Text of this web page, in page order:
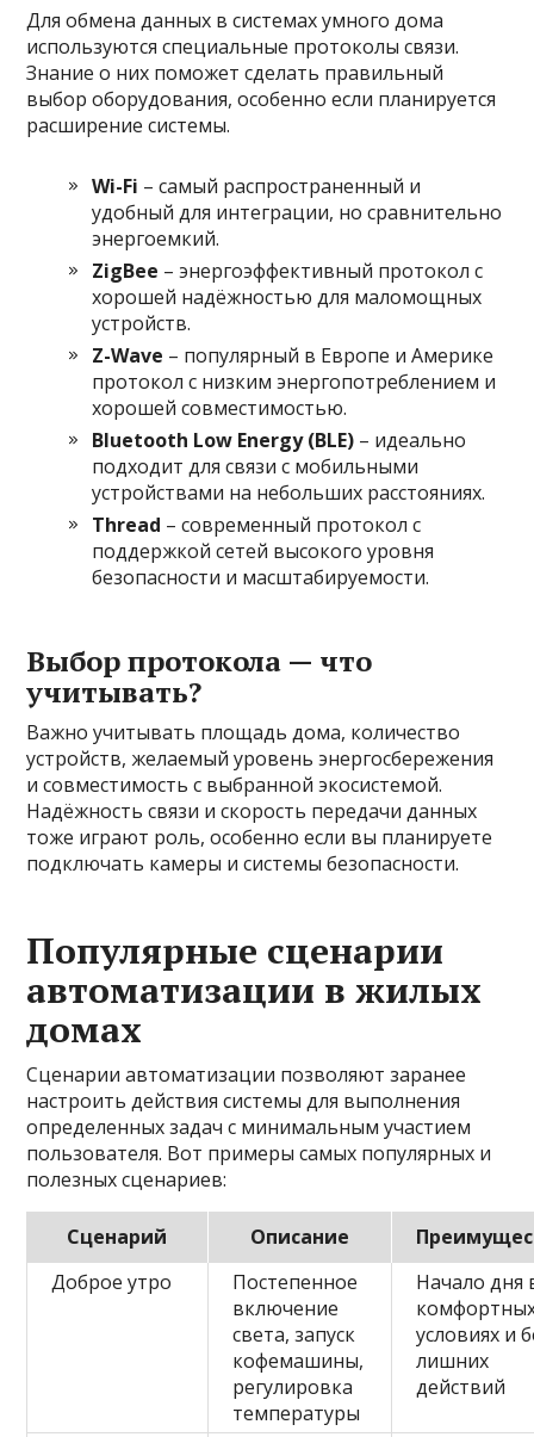
Для обмена данных в системах умного дома
используются специальные протоколы связи.
Знание о них поможет сделать правильный
выбор оборудования, особенно если планируется
расширение системы.
Wi-Fi – самый распространенный и
удобный для интеграции, но сравнительно
энергоемкий.
ZigBee – энергоэффективный протокол с
хорошей надёжностью для маломощных
устройств.
Z-Wave – популярный в Европе и Америке
протокол с низким энергопотреблением и
хорошей совместимостью.
Bluetooth Low Energy (BLE) – идеально
подходит для связи с мобильными
устройствами на небольших расстояниях.
Thread – современный протокол с
поддержкой сетей высокого уровня
безопасности и масштабируемости.
Выбор протокола — что
учитывать?
Важно учитывать площадь дома, количество
устройств, желаемый уровень энергосбережения
и совместимость с выбранной экосистемой.
Надёжность связи и скорость передачи данных
тоже играют роль, особенно если вы планируете
подключать камеры и системы безопасности.
Популярные сценарии
автоматизации в жилых
домах
Сценарии автоматизации позволяют заранее
настроить действия системы для выполнения
определенных задач с минимальным участием
пользователя. Вот примеры самых популярных и
полезных сценариев:
Сценарий Описание
Доброе утро
Постепенное
включение
света, запуск
кофемашины,
регулировка
температуры
Начало дня
условиях и
лишних
действий